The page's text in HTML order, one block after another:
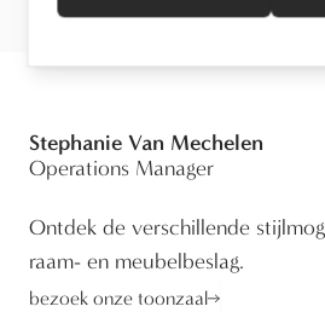
Stephanie Van Mechelen
Operations Manager
Ontdek de verschillende
raam- en meubelbeslag.
bezoek onze toonzaal